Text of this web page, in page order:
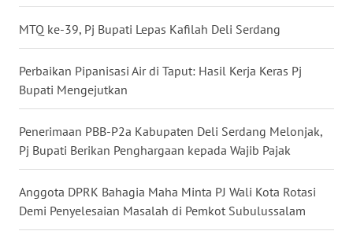
MTQ ke-39, Pj Bupati Lepas Kafilah Deli Serdang
Perbaikan Pipanisasi Air di Taput: Hasil Kerja Keras Pj
Bupati Mengejutkan
Penerimaan PBB-P2a Kabupaten Deli Serdang Melonjak,
Pj Bupati Berikan Penghargaan kepada Wajib Pajak
Anggota DPRK Bahagia Maha Minta PJ Wali Kota Rotasi
Demi Penyelesaian Masalah di Pemkot Subulussalam
MALUKU
MALUT
DAIRI
WN